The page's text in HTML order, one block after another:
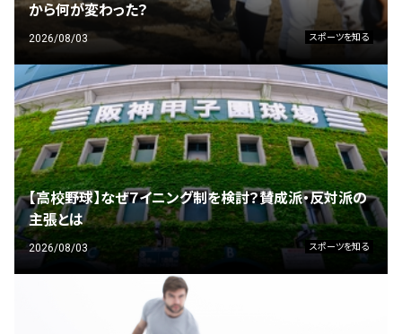
から何が変わった？
2026/08/03 スポーツを知る
【高校野球】なぜ７イニング制を検討？賛成派・反対派の
主張とは
2026/08/03 スポーツを知る